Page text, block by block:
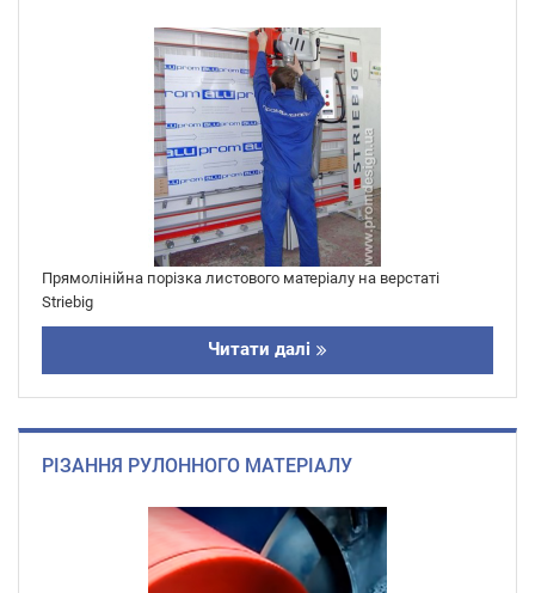
Прямолінійна порізка листового матеріалу на верстаті
Striebig
Читати далі
РІЗАННЯ РУЛОННОГО МАТЕРІАЛУ